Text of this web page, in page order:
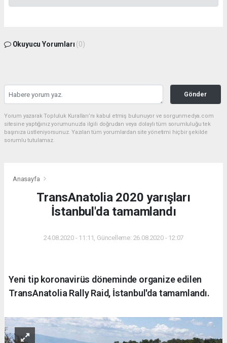
Okuyucu Yorumları (0)
Gönder
Yorum yazarak Topluluk Kuralları’nı kabul etmiş bulunuyor ve sorgunmedya.com
sitesine yaptığınız yorumunuzla ilgili doğrudan veya dolaylı tüm sorumluluğu tek
başınıza üstleniyorsunuz. Yazılan tüm yorumlardan site yönetimi hiçbir şekilde
sorumlu tutulamaz.
Anasayfa
TransAnatolia 2020 yarışları
İstanbul'da tamamlandı
24.08.2020 - 11:11, Güncelleme: 26.08.2020 - 12:07
Yeni tip koronavirüs döneminde organize edilen
TransAnatolia Rally Raid, İstanbul'da tamamlandı.